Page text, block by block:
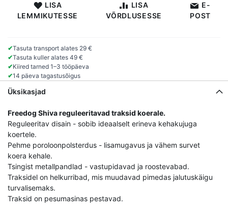
LISA
LEMMIKUTESSE
LISA
VÕRDLUSESSE
E-
POST
✔Tasuta transport alates 29 €
✔Tasuta kuller alates 49 €
✔Kiired tarned 1–3 tööpäeva
✔14 päeva tagastusõigus
Üksikasjad
Freedog Shiva reguleeritavad traksid koerale.
Reguleeritav disain - sobib ideaalselt erineva kehakujuga
koertele.
Pehme poroloonpolsterdus - lisamugavus ja vähem survet
koera kehale.
Tsingist metallpandlad - vastupidavad ja roostevabad.
Traksidel on helkurribad, mis muudavad pimedas jalutuskäigu
turvalisemaks.
Traksid on pesumasinas pestavad.